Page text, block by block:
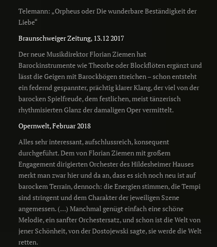
Telemann: „Orpheus oder Die wunderbare Beständigkeit der
Liebe“
Braunschweiger Zeitung, 13.12 2017
Der neue Musikdirektor Florian Ziemen hat
Barockinstrumente wie Theorbe oder Blockflöten ergänzt und
lässt die Geigen mit Barockbögen streichen – schon entsteht
ein federnd gespannter, prächtig klarer Klang, der viel von der
barocken Spielfreude, dem festlichen, meist tänzerisch
rhythmisierten Glanz der damaligen Oper vermittelt.
Opernwelt, Februar 2018
Alles sehr interessant, aufschlussreich, konsequent
durchgeführt. Dem von Florian Ziemen mit großem
Engagement dirigierten Orchester des Hildesheimer Hauses
merkt man zwar hier und da an, dass es sich noch neu ist auf
barockem Terrain, dennoch: die Energien stimmen, die Tempi
sind stringent und dem Charakter der jeweiligen Szene
angemessen. (…) Manchmal genügt einfach eine schöne
Melodie, ein sanfter Orchestersatz, und schon ist die Welt von
jener Schönheit, von der Dostojewski sagte, sie werde die Welt
retten.